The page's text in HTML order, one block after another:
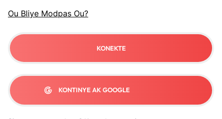
Ou Bliye Modpas Ou?
KONEKTE
KONTINYE AK GOOGLE